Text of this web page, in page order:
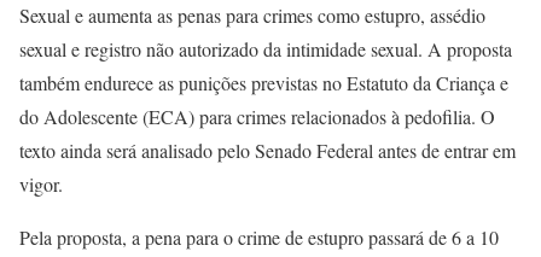
Sexual e aumenta as penas para crimes como estupro, assédio
sexual e registro não autorizado da intimidade sexual. A proposta
também endurece as punições previstas no Estatuto da Criança e
do Adolescente (ECA) para crimes relacionados à pedofilia. O
texto ainda será analisado pelo Senado Federal antes de entrar em
vigor.
Pela proposta, a pena para o crime de estupro passará de 6 a 10